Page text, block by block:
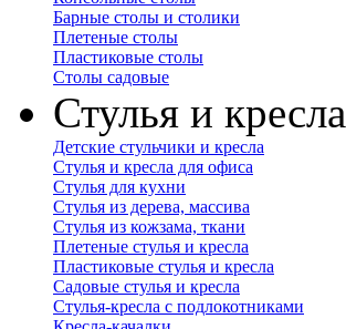
Барные столы и столики
Плетеные столы
Пластиковые столы
Столы садовые
Стулья и кресла
Детские стульчики и кресла
Стулья и кресла для офиса
Стулья для кухни
Стулья из дерева, массива
Стулья из кожзама, ткани
Плетеные стулья и кресла
Пластиковые стулья и кресла
Садовые стулья и кресла
Стулья-кресла с подлокотниками